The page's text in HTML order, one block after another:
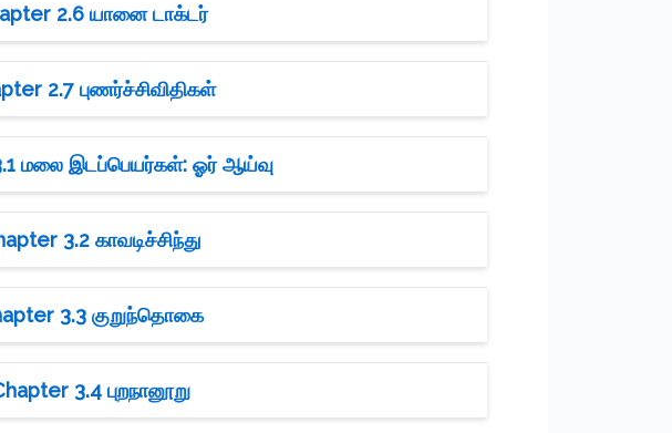
2.6 யானை டாக்டர்
2.7 புணர்ச்சிவிதிகள்
மலை இடப்பெயர்கள்: ஓர் ஆய்வு
3.2 காவடிச்சிந்து
3.3 குறுந்தொகை
3.4 புறநானூறு